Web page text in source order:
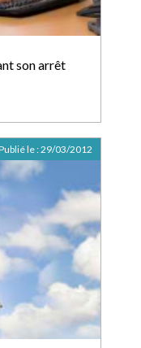
son arrêt
le :29/03/2012